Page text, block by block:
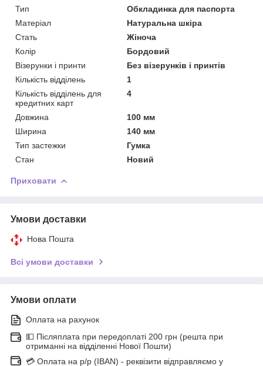
Тип
Обкладинка для паспорта
Матеріал
Натуральна шкіра
Стать
Жіноча
Колір
Бордовий
Візерунки і принти
Без візерунків і принтів
Кількість відділень
1
Кількість відділень для
кредитних карт
4
Довжина
100 мм
Ширина
140 мм
Тип застежки
Гумка
Стан
Новий
Приховати
Умови доставки
Нова Пошта
Всі умови доставки
Умови оплати
Оплата на рахунок
💵 Післяплата при передоплаті 200 грн (решта при
отриманні на відділенні Нової Пошти)
💳 Оплата на р/р (IBAN) - реквізити відправляємо у